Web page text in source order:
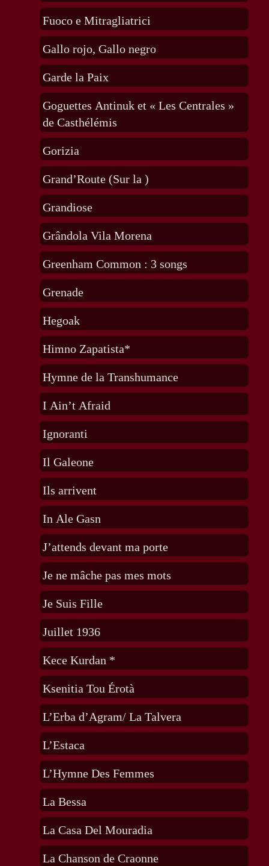
Fuoco e Mitragliatrici
Gallo rojo, Gallo negro
Garde la Paix
Goguettes Antinuk et « Les Centrales »
de Casthélémis
Gorizia
Grand’Route (Sur la )
Grandiose
Grândola Vila Morena
Greenham Common : 3 songs
Grenade
Hegoak
Himno Zapatista*
Hymne de la Transhumance
I Ain’t Afraid
Ignoranti
Il Galeone
Ils arrivent
In Ale Gasn
J’attends devant ma porte
Je ne mâche pas mes mots
Je Suis Fille
Juillet 1936
Kece Kurdan *
Ksenitia Tou Érotà
L’Erba d’Agram/ La Talvera
L’Estaca
L’Hymne Des Femmes
La Bessa
La Casa Del Mouradia
La Chanson de Craonne